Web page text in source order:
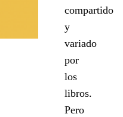
compartido
y
variado
por
los
libros.
Pero